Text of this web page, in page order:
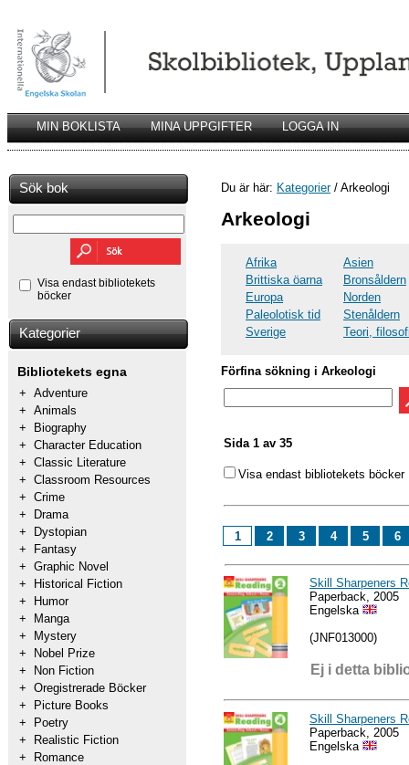
MIN BOKLISTA MINA UPPGIFTER LOGGA IN
Sök bok
Visa endast bibliotekets
böcker
Kategorier
Bibliotekets egna
+ Adventure
+ Animals
+
Biography
+ Character Education
+ Classic Literature
+ Classroom Resources
+ Crime
+
Drama
+
Dystopian
+
Fantasy
+ Graphic Novel
+
Historical Fiction
+
Humor
+
Manga
+
Mystery
+
Nobel Prize
+
Non Fiction
+ Oregistrerade Böcker
+
Picture Books
+
Poetry
+
Realistic Fiction
+
Romance
Du är här: Kategorier/ Arkeologi
Arkeologi
Afrika
Asien
Brittiska öarna
Bronsåldern
Europa
Norden
Paleolotisk tid
Stenåldern
Sverige
Teori,
Förfina sökning i Arkeologi
Sida 1 av 35
Visa endast bibliotekets böcker
1 2 3 4 5 6
Skill Sharpeners
Paperback, 2005
Engelska
(JNF013000)
Ej i detta
Skill Sharpeners
Paperback, 2005
Engelska